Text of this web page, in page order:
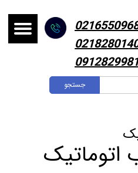
جستجو
اتوماتیک